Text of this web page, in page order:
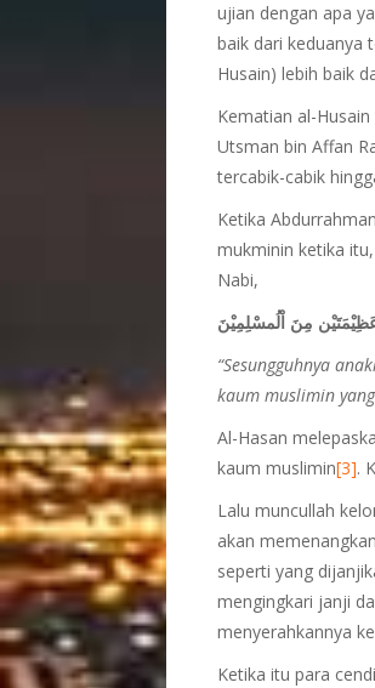
ujian dengan apa
baik dari keduanya
Husain) lebih baik
Kematian al-
Utsman bin Affan
tercabik-cabik
Ketika
mukminin ketika
Nabi,
مِنَ اْلُمسْلِمِيْنَ
“Sesungguhnya
kaum muslimin
Al-Hasan
kaum muslimin[3].
Lalu muncullah
akan
seperti yang
mengingkari janji
menyerahkannya
Ketika itu para